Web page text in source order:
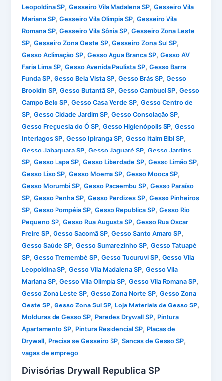
Leopoldina SP,Gesseiro Vila Madalena SP,Gesseiro Vila
Mariana SP,Gesseiro Vila Olimpia SP,Gesseiro Vila
Romana SP,Gesseiro Vila Sônia SP,Gesseiro Zona Leste
SP,Gesseiro Zona Oeste SP,Gesseiro Zona Sul SP,
Gesso Aclimação SP,Gesso Agua Branca SP,Gesso AV
Faria Lima SP,Gesso Avenida Paulista SP,Gesso Barra
Funda SP,Gesso Bela Vista SP,Gesso Brás SP,Gesso
Brooklin SP,Gesso Butantã SP,Gesso Cambuci SP,Gesso
Campo Belo SP,Gesso Casa Verde SP,Gesso Centro de
SP,Gesso Cidade Jardim SP,Gesso Consolação SP,
Gesso Freguesia do Ó SP,Gesso Higienópolis SP,Gesso
Interlagos SP,Gesso Ipiranga SP,Gesso Itaim Bibi SP,
Gesso Jabaquara SP,Gesso Jaguaré SP,Gesso Jardins
SP,Gesso Lapa SP,Gesso Liberdade SP,Gesso Limão SP,
Gesso Liso SP,Gesso Moema SP,Gesso Mooca SP,
Gesso Morumbi SP,Gesso Pacaembu SP,Gesso Paraíso
SP,Gesso Penha SP,Gesso Perdizes SP,Gesso Pinheiros
SP,Gesso Pompéia SP,Gesso Republica SP,Gesso Rio
Pequeno SP,Gesso Rua Augusta SP,Gesso Rua Oscar
Freire SP,Gesso Sacomã SP,Gesso Santo Amaro SP,
Gesso Saúde SP,Gesso Sumarezinho SP,Gesso Tatuapé
SP,Gesso Tremembé SP,Gesso Tucuruvi SP,Gesso Vila
Leopoldina SP,Gesso Vila Madalena SP,Gesso Vila
Mariana SP,Gesso Vila Olimpia SP,Gesso Vila Romana SP,
Gesso Zona Leste SP,Gesso Zona Norte SP,Gesso Zona
Oeste SP,Gesso Zona Sul SP, Loja Materiais de Gesso SP,
Molduras de Gesso SP, Paredes Drywall SP, Pintura
Apartamento SP, Pintura Residencial SP, Placas de
Drywall, Precisa se Gesseiro SP,Sancas de Gesso SP,
vagas de emprego
Divisórias Drywall Republica SP